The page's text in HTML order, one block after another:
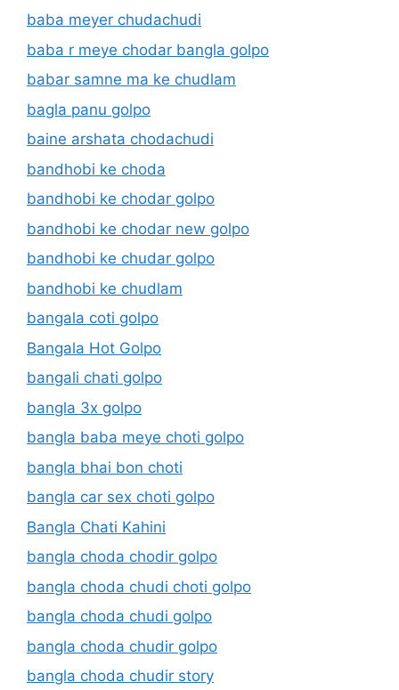
baba meyer chudachudi
baba r meye chodar bangla golpo
babar samne ma ke chudlam
bagla panu golpo
baine arshata chodachudi
bandhobi ke choda
bandhobi ke chodar golpo
bandhobi ke chodar new golpo
bandhobi ke chudar golpo
bandhobi ke chudlam
bangala coti golpo
Bangala Hot Golpo
bangali chati golpo
bangla 3x golpo
bangla baba meye choti golpo
bangla bhai bon choti
bangla car sex choti golpo
Bangla Chati Kahini
bangla choda chodir golpo
bangla choda chudi choti golpo
bangla choda chudi golpo
bangla choda chudir golpo
bangla choda chudir story